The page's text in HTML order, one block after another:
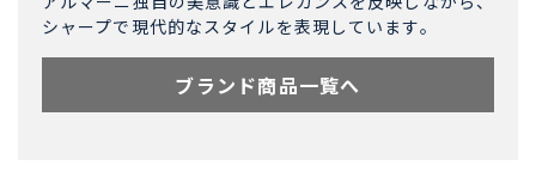
シャープで現代的なスタイルを表現しています。
ブランド商品一覧へ